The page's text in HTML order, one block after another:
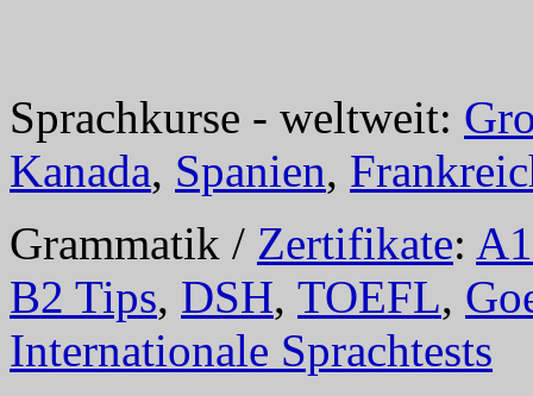
Sprachkurse - weltweit:
Kanada, Spanien,
Grammatik / Zertifikate: A1
B2 Tips, DSH, TOEFL,
Internationale Sprachtests